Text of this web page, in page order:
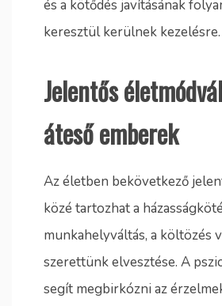
és a kötődés javításának
keresztül kerülnek kezelésre.
Jelentős
áteső emberek
Az életben bekövetkező
közé tartozhat a
munkahelyváltás, a költözés
szerettünk elvesztése. A
segít megbirkózni az